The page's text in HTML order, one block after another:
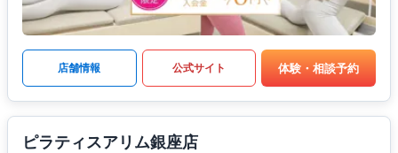
店舗情報 公式サイト 体験・相談予約
ピラティスアリム銀座店